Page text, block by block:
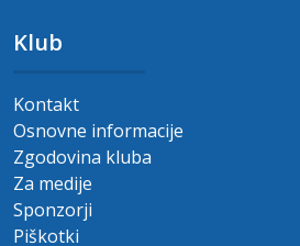
Klub
Kontakt
Osnovne informacije
Zgodovina kluba
Za medije
Sponzorji
Piškotki